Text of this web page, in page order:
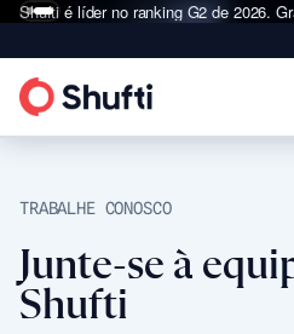
Shufti é líder no ranking G2 de 2026.
TRABALHE CONOSCO
Junte-se à
Shufti